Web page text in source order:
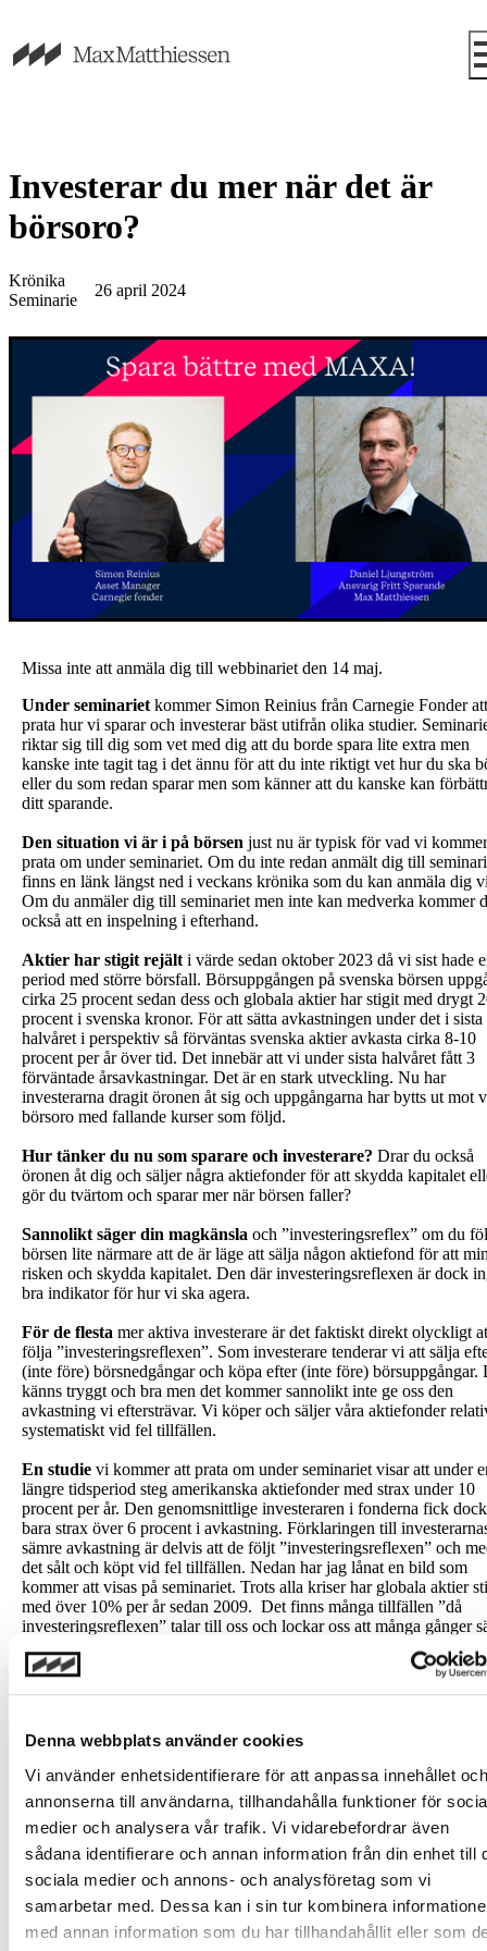
Denna webbplats använder cookies
Vi använder enhetsidentifierare för att anpassa innehållet och
annonserna till användarna, tillhandahålla funktioner för
medier och analysera vår trafik. Vi vidarebefordrar även
sådana identifierare och annan information från din enhet till
sociala medier och annons- och analysföretag som vi
samarbetar med. Dessa kan i sin tur kombinera
med annan information som du har tillhandahållit eller som
Investerar du mer när det är
börsoro?
Krönika
Seminarie
26 april 2024
Missa inte att anmäla dig till webbinariet den 14 maj.
Under seminariet kommer Simon Reinius från Carnegie Fonder att
prata hur vi sparar och investerar bäst utifrån olika studier.
riktar sig till dig som vet med dig att du borde spara lite extra men
kanske inte tagit tag i det ännu för att du inte riktigt vet hur du ska
eller du som redan sparar men som känner att du kanske kan
ditt sparande.
Den situation vi är i på börsen just nu är typisk för vad vi
prata om under seminariet. Om du inte redan anmält dig till
finns en länk längst ned i veckans krönika som du kan anmäla dig
Om du anmäler dig till seminariet men inte kan medverka kommer
också att en inspelning i efterhand.
Aktier har stigit rejält i värde sedan oktober 2023 då vi sist hade
period med större börsfall. Börsuppgången på svenska börsen
cirka 25 procent sedan dess och globala aktier har stigit med drygt
procent i svenska kronor. För att sätta avkastningen under det i sista
halvåret i perspektiv så förväntas svenska aktier avkasta cirka 8-10
procent per år över tid. Det innebär att vi under sista halvåret fått 3
förväntade årsavkastningar. Det är en stark utveckling. Nu har
investerarna dragit öronen åt sig och uppgångarna har bytts ut mot
börsoro med fallande kurser som följd.
Hur tänker du nu som sparare och investerare? Drar du också
öronen åt dig och säljer några aktiefonder för att skydda kapitalet
gör du tvärtom och sparar mer när börsen faller?
Sannolikt säger din magkänsla och ”investeringsreflex” om du
börsen lite närmare att de är läge att sälja någon aktiefond för att
risken och skydda kapitalet. Den där investeringsreflexen är dock
bra indikator för hur vi ska agera.
För de flesta mer aktiva investerare är det faktiskt direkt olyckligt
följa ”investeringsreflexen”. Som investerare tenderar vi att sälja
(inte före) börsnedgångar och köpa efter (inte före) börsuppgångar.
känns tryggt och bra men det kommer sannolikt inte ge oss den
avkastning vi eftersträvar. Vi köper och säljer våra aktiefonder
systematiskt vid fel tillfällen.
En studie vi kommer att prata om under seminariet visar att under
längre tidsperiod steg amerikanska aktiefonder med strax under 10
procent per år. Den genomsnittlige investeraren i fonderna fick dock
bara strax över 6 procent i avkastning. Förklaringen till
sämre avkastning är delvis att de följt ”investeringsreflexen” och
det sålt och köpt vid fel tillfällen. Nedan har jag lånat en bild som
kommer att visas på seminariet. Trots alla kriser har globala aktier
med över 10% per år sedan 2009. Det finns många tillfällen ”då
investeringsreflexen” talar till oss och lockar oss att många gånger
alls.